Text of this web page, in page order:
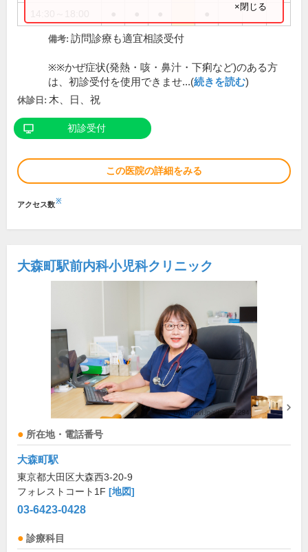
×閉じる
備考: 訪問診療も適宜相談受付
※※かぜ症状(発熱・咳・鼻汁・下痢など)のある方
は、初診受付を使用できませ...(続きを読む)
休診日: 木、日、祝
初診受付
この医院の詳細をみる
アクセス数※
大森町駅前内科小児科クリニック
所在地・電話番号
大森町駅
東京都大田区大森西3-20-9
フォレストコート1F [地図]
03-6423-0428
診療科目